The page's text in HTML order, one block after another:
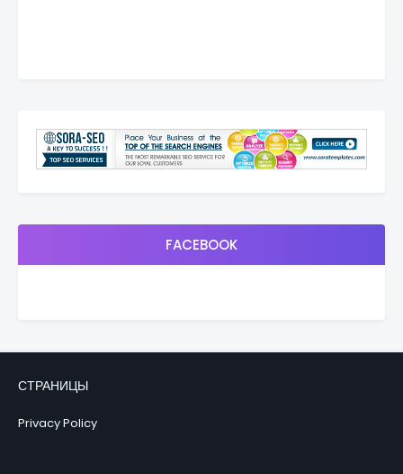
FACEBOOK
СТРАНИЦЫ
Privacy Policy